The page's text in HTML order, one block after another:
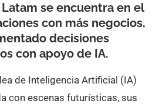
se encuentra en el
con más negocios,
decisiones
con apoyo de IA.
de Inteligencia Artificial (IA)
con escenas futurísticas, sus